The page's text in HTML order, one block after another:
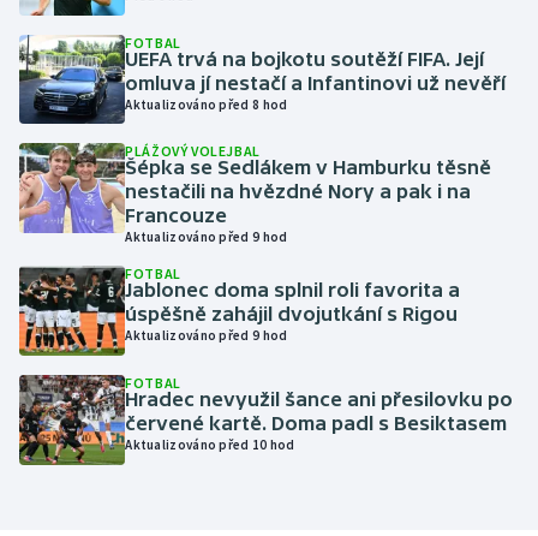
Judo
Krasobruslení
Lezení
Lyže a snowboard
Moderní pětiboj
Motorsport
Olympijské hry
Parasport
Plavání
FOTBAL
UEFA trvá na bojkotu soutěží FIFA. Její
omluva jí nestačí a Infantinovi už nevěří
Aktualizováno před 8 hod
PLÁŽOVÝ VOLEJBAL
Šépka se Sedlákem v Hamburku těsně
nestačili na hvězdné Nory a pak i na
Francouze
Aktualizováno před 9 hod
FOTBAL
Jablonec doma splnil roli favorita a
úspěšně zahájil dvojutkání s Rigou
Aktualizováno před 9 hod
FOTBAL
Hradec nevyužil šance ani přesilovku po
červené kartě. Doma padl s Besiktasem
Aktualizováno před 10 hod